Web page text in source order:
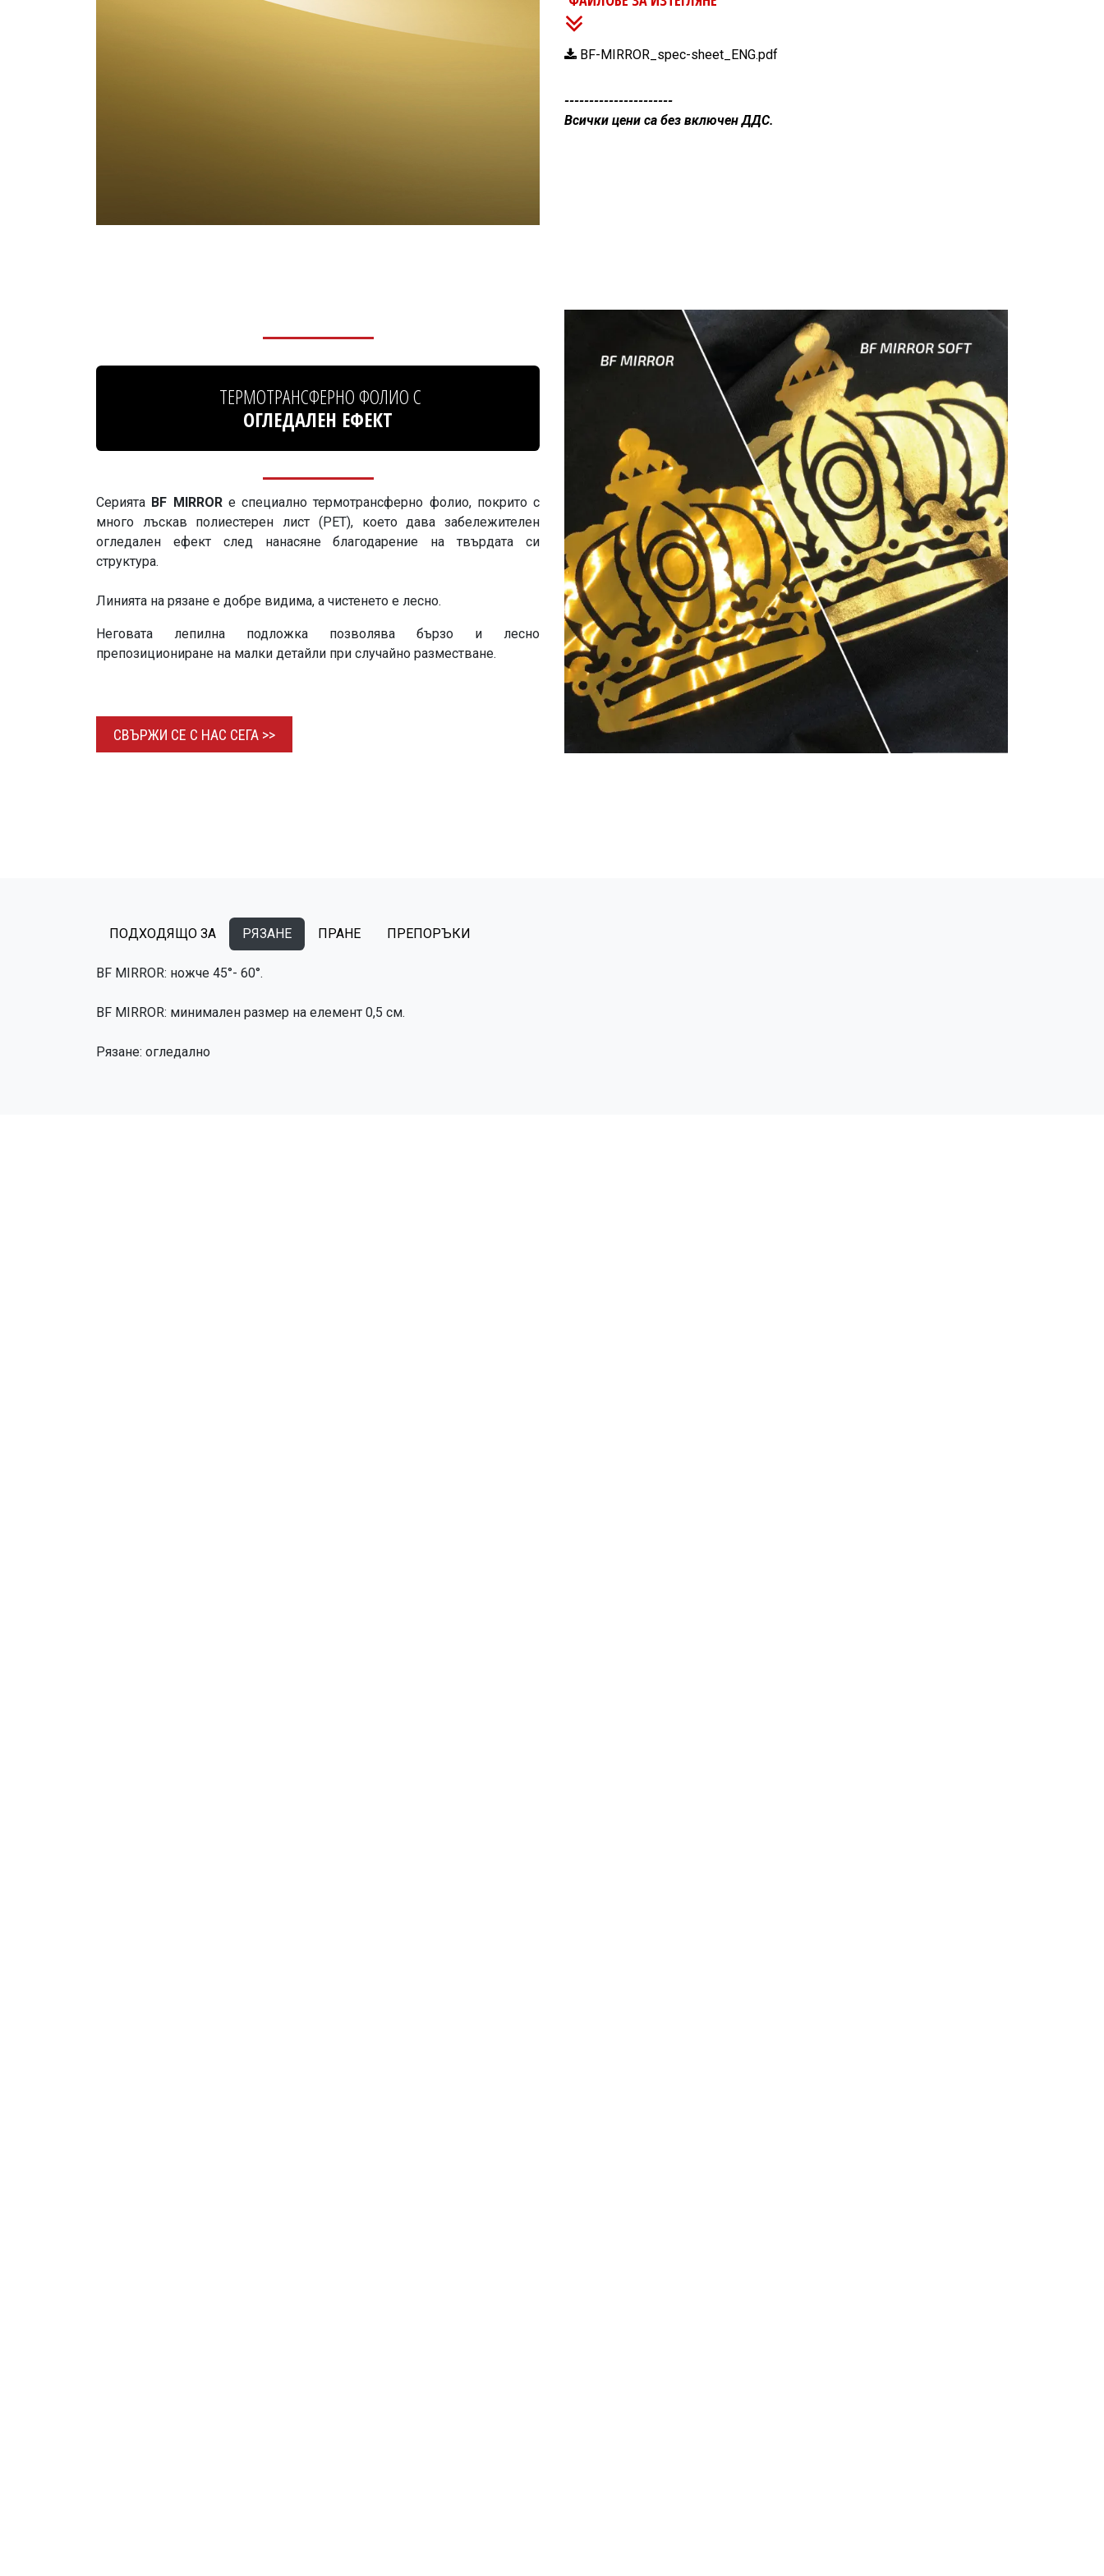
BF-MIRROR_spec-sheet_ENG.pdf
----------------------
Всички цени са без включен ДДС.
ТЕРМОТРАНСФЕРНО ФОЛИО С
ОГЛЕДАЛЕН ЕФЕКТ
Серията BF MIRRORе специално термотрансферно фолио, покрито с
много лъскав полиестерен лист (PET), което дава забележителен
огледален ефект след нанасяне благодарение на твърдата си
структура.
Линията на рязане е добре видима, а чистенето е лесно.
Неговата лепилна подложка позволява бързо и лесно
препозициониране на малки детайли при случайно разместване.
СВЪРЖИ СЕ С НАС СЕГА >>​​​​
ПОДХОДЯЩО ЗА РЯЗАНЕ ПРАНЕ ПРЕПОРЪКИ
BF MIRROR: ​ножче 45°- 60°.
BF MIRROR: минимален размер на елемент 0,5 см.
Рязане: огледално